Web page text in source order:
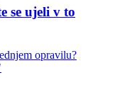
se ujeli v to
opravilu?